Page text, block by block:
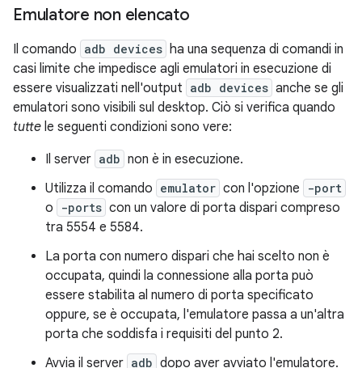
Emulatore non elencato
Il comando adb devices ha una sequenza di comandi in
casi limite che impedisce agli emulatori in esecuzione di
essere visualizzati nell'output adb devices anche se gli
emulatori sono visibili sul desktop. Ciò si verifica quando
tutte le seguenti condizioni sono vere:
Il server adb non è in esecuzione.
Utilizza il comando emulator con l'opzione -port
o -ports con un valore di porta dispari compreso
tra 5554 e 5584.
La porta con numero dispari che hai scelto non è
occupata, quindi la connessione alla porta può
essere stabilita al numero di porta specificato
oppure, se è occupata, l'emulatore passa a un'altra
porta che soddisfa i requisiti del punto 2.
Avvia il server adb dopo aver avviato l'emulatore.